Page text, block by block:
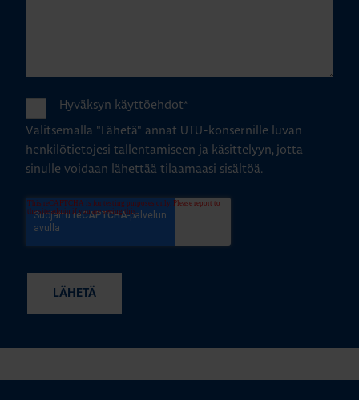
Hyväksyn käyttöehdot*
Valitsemalla "Lähetä" annat UTU-konsernille luvan
henkilötietojesi tallentamiseen ja käsittelyyn, jotta
sinulle voidaan lähettää tilaamaasi sisältöä.